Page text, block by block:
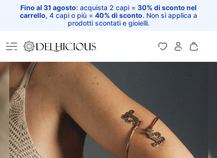
Fino al 31 agosto: acquista 2 capi = 30% di sconto nel
carrello, 4 capi o più = 40% di sconto. Non si applica a
prodotti scontati e gioielli.
Home